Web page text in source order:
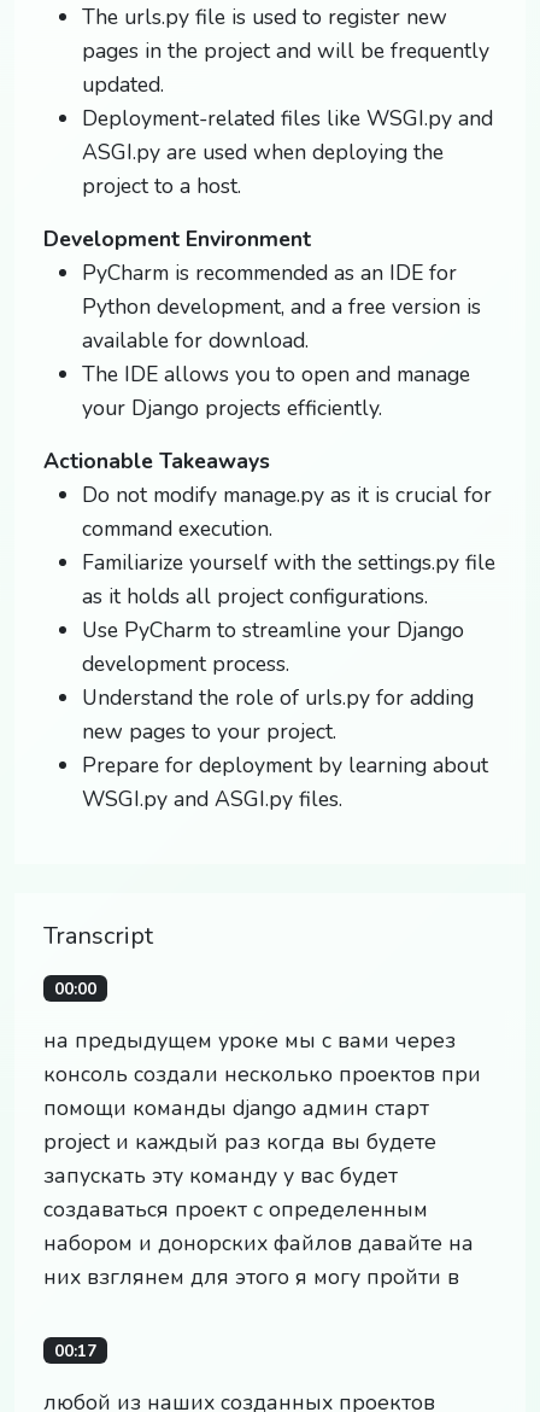
The urls.py file is used to register new
pages in the project and will be frequently
updated.
Deployment-related files like WSGI.py and
ASGI.py are used when deploying the
project to a host.
Development Environment
PyCharm is recommended as an IDE for
Python development, and a free version is
available for download.
The IDE allows you to open and manage
your Django projects efficiently.
Actionable Takeaways
Do not modify manage.py as it is crucial for
command execution.
Familiarize yourself with the settings.py file
as it holds all project configurations.
Use PyCharm to streamline your Django
development process.
Understand the role of urls.py for adding
new pages to your project.
Prepare for deployment by learning about
WSGI.py and ASGI.py files.
Transcript
00:00
на предыдущем уроке мы с вами через
консоль создали несколько проектов при
помощи команды django админ старт
project и каждый раз когда вы будете
запускать эту команду у вас будет
создаваться проект с определенным
набором и донорских файлов давайте на
них взглянем для этого я могу пройти в
00:17
любой из наших созданных проектов